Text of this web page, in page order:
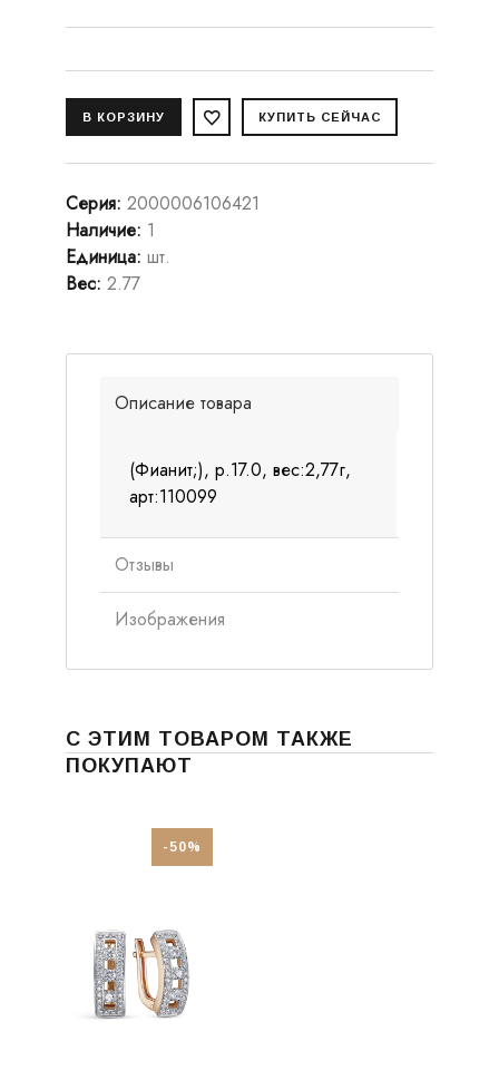
Серия: 2000006106421
Наличие: 1
Единица: шт.
Вес: 2.77
Описание товара
(Фианит;), р.17.0, вес:2,77г,
арт:110099
Отзывы
Изображения
С ЭТИМ ТОВАРОМ ТАКЖЕ
ПОКУПАЮТ
-50%